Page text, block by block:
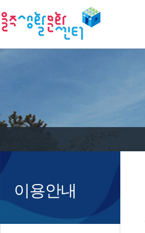
이용안내